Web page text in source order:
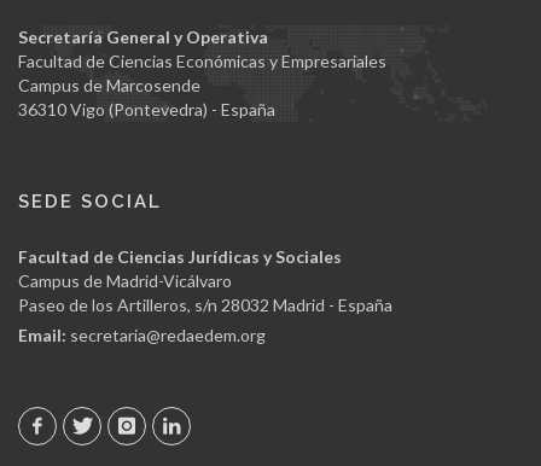
Secretaría General y Operativa
Facultad de Ciencias Económicas y Empresariales
Campus de Marcosende
36310 Vigo (Pontevedra) - España
SEDE SOCIAL
Facultad de Ciencias Jurídicas y Sociales
Campus de Madrid-Vicálvaro
Paseo de los Artilleros, s/n 28032 Madrid - España
Email: secretaria@redaedem.org